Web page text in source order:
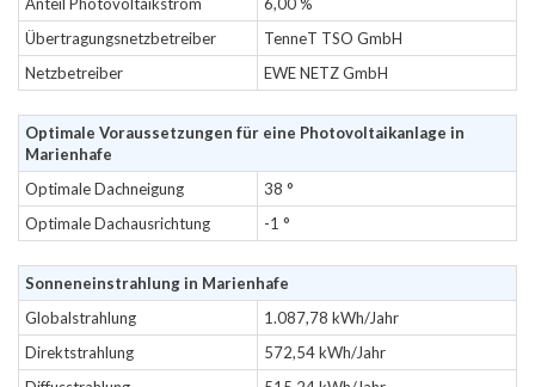
Übertragungsnetzbetreiber
TenneT TSO GmbH
Netzbetreiber
EWE NETZ GmbH
Optimale Voraussetzungen für eine Photovoltaikanlage in
Marienhafe
Optimale Dachneigung
38 °
Optimale Dachausrichtung
-1 °
Sonneneinstrahlung in Marienhafe
Globalstrahlung
1.087,78 kWh/Jahr
Direktstrahlung
572,54 kWh/Jahr